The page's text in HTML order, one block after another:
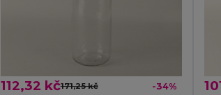
112,32 kč171,25 kč -34%